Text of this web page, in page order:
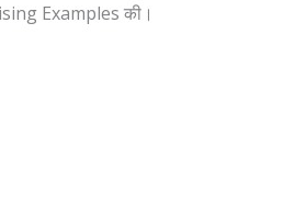
Examples की।